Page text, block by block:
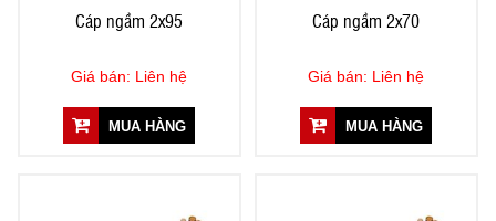
Cáp ngầm 2x95
Giá bán: Liên hệ
MUA HÀNG
Cáp ngầm 2x70
Giá bán: Liên hệ
MUA HÀNG